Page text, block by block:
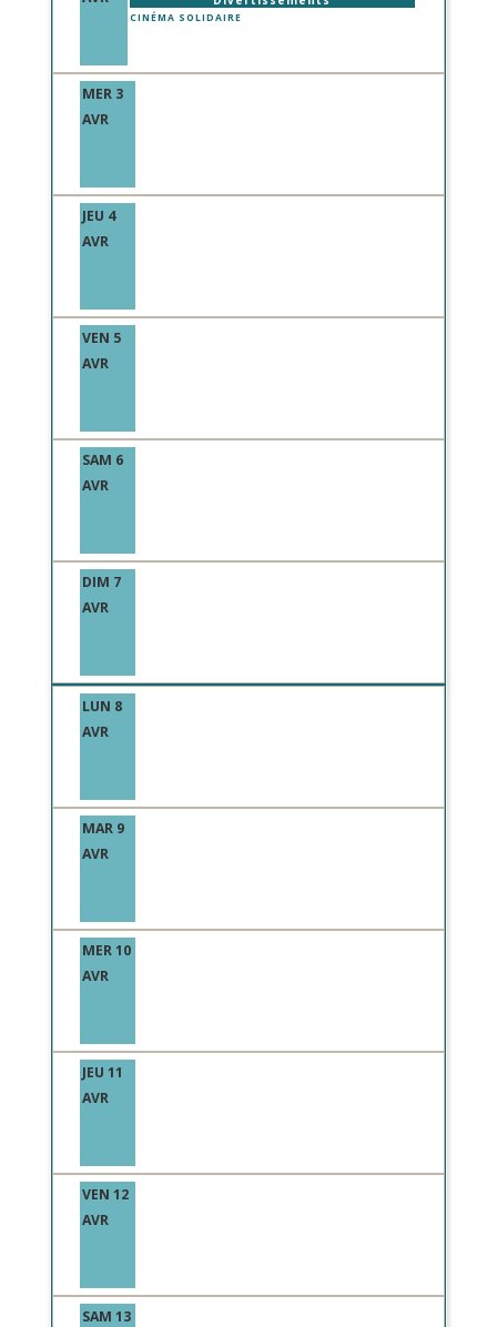
CINÉMA SOLIDAIRE
MER 3
AVR
JEU 4
AVR
VEN 5
AVR
SAM 6
AVR
DIM 7
AVR
LUN 8
AVR
MAR 9
AVR
MER 10
AVR
JEU 11
AVR
VEN 12
AVR
SAM 13